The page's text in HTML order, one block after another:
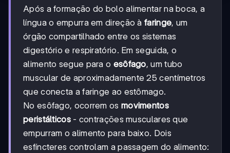
Após a formação do bolo alimentar na boca, a
língua o empurra em direção àfaringe, um
órgão compartilhado entre os sistemas
digestório e respiratório. Em seguida, o
alimento segue para o esôfago, um tubo
muscular de aproximadamente 25 centímetros
que conecta a faringe ao estômago.
No esôfago, ocorrem os movimentos
peristálticos- contrações musculares que
empurram o alimento para baixo. Dois
esfíncteres controlam a passagem do alimento: